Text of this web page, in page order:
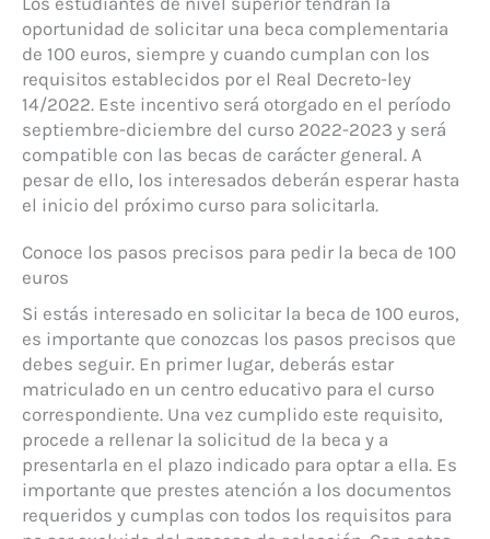
oportunidad de solicitar una beca complementaria
de 100 euros, siempre y cuando cumplan con los
requisitos establecidos por el Real Decreto-ley
14/2022. Este incentivo será otorgado en el período
septiembre-diciembre del curso 2022-2023 y será
compatible con las becas de carácter general. A
pesar de ello, los interesados deberán esperar hasta
el inicio del próximo curso para solicitarla.
Conoce los pasos precisos para pedir la beca de 100
euros
Si estás interesado en solicitar la beca de 100 euros,
es importante que conozcas los pasos precisos que
debes seguir. En primer lugar, deberás estar
matriculado en un centro educativo para el curso
correspondiente. Una vez cumplido este requisito,
procede a rellenar la solicitud de la beca y a
presentarla en el plazo indicado para optar a ella. Es
importante que prestes atención a los documentos
requeridos y cumplas con todos los requisitos para